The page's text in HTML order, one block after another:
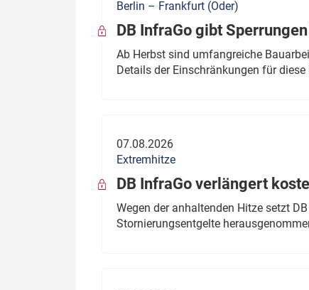
Berlin – Frankfurt (Oder)
DB InfraGo gibt
Ab Herbst sind umfangreiche
Details der Einschränkungen für
07.08.2026
Extremhitze
DB InfraGo verlängert
Wegen der anhaltenden Hitze setzt
Stornierungsentgelte